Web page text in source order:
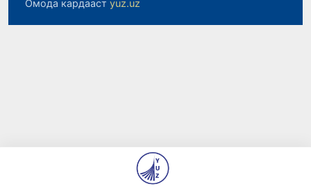
Омода кардааст yuz.uz